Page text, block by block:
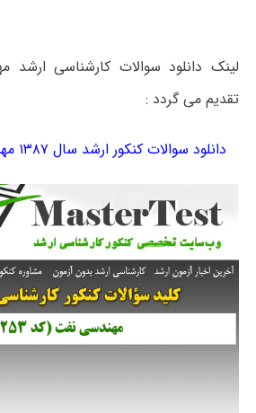
تقدیم می گردد :
دانلود سوالات کنکور ارشد سال ۱۳۸۷ مهندسی نفت کد ۱۲۵۳